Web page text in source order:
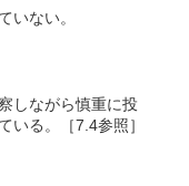
いない。
しながら慎重に投
いる。［7.4参照］